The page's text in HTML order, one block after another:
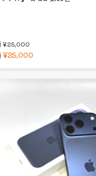
¥25,000
¥25,000